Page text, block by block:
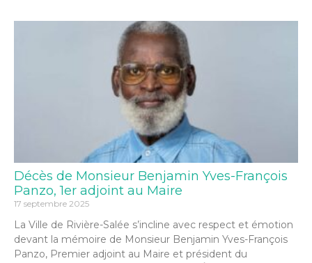
Décès de Monsieur Benjamin Yves-François
Panzo, 1er adjoint au Maire
17 septembre 2025
La Ville de Rivière-Salée s’incline avec respect et émotion
devant la mémoire de Monsieur Benjamin Yves-François
Panzo, Premier adjoint au Maire et président du